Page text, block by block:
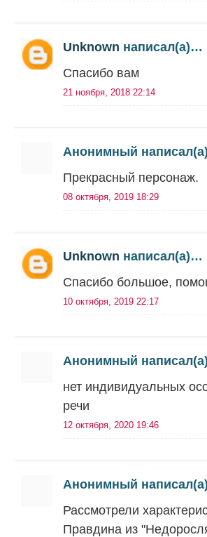
Unknown написал(а)…
Спасибо вам
21 ноября, 2018 22:14
Анонимный
Прекрасный персонаж.
08 октября, 2019 18:29
Unknown написал(а)…
Спасибо большое,
10 октября, 2019 22:17
Анонимный
нет индивидуальных
речи
12 октября, 2020 19:46
Анонимный
Рассмотрели
Правдина из